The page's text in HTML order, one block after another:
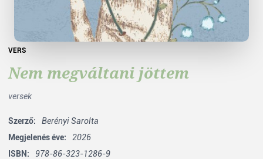
VERS
Nem megváltani jöttem
versek
Szerző:
Berényi Sarolta
Megjelenés éve:
2026
ISBN:
978-86-323-1286-9